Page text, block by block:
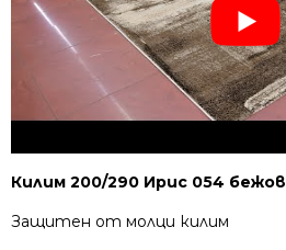
Килим 200/290 Ирис 054 бежов
Защитен от молци килим